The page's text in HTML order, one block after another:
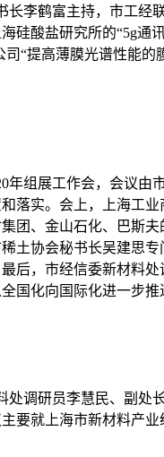
长李鹤富主持，市工经
硅酸盐研究所的“5g通
“提高薄膜光谱性能的
组展工作会，会议由
落实。会上，上海工
团、金山石化、巴斯夫
土协会秘书长吴建思专
后，市经信委新材料处
国化向国际化进一步推
调研员李慧民、副处
要就上海市新材料产业